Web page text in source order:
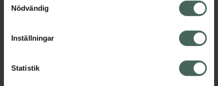
återkalla ditt samtycke via webbplatsens
cookieinställningar. Ett återkallat samtycke påverkar inte
lagligheten av behandling som skett innan återkallelsen.
Nödvändig
Inställningar
Statistik
Kronans Apotek finns här för dig. Du hittar oss från Skåne i
datorn. Oavsett vem du är så är det vårt uppdrag att
hjälpa just dig att må lite bättre. Välkommen att prata